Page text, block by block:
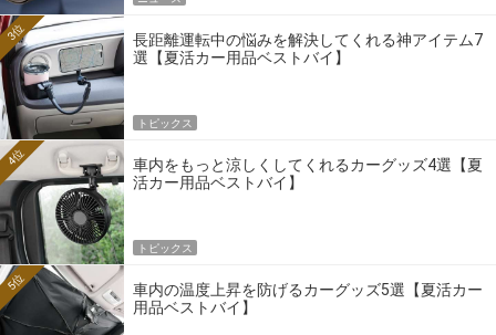
長距離運転中の悩みを解決してくれる神アイテム7
選【夏活カー用品ベストバイ】
3位
トピックス
車内をもっと涼しくしてくれるカーグッズ4選【夏
活カー用品ベストバイ】
4位
トピックス
車内の温度上昇を防げるカーグッズ5選【夏活カー
用品ベストバイ】
5位